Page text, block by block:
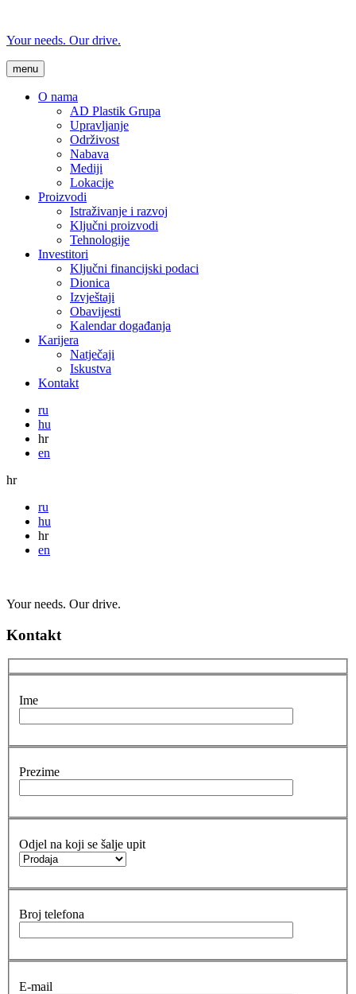
Your needs. Our drive.
menu
O nama
AD Plastik Grupa
Upravljanje
Održivost
Nabava
Mediji
Lokacije
Proizvodi
Istraživanje i razvoj
Ključni proizvodi
Tehnologije
Investitori
Ključni financijski podaci
Dionica
Izvještaji
Obavijesti
Kalendar događanja
Karijera
Natječaji
Iskustva
Kontakt
ru
hu
hr
en
hr
ru
hu
hr
en
Your needs. Our drive.
Kontakt
Ime
Prezime
Odjel na koji se šalje upit
Broj telefona
E-mail